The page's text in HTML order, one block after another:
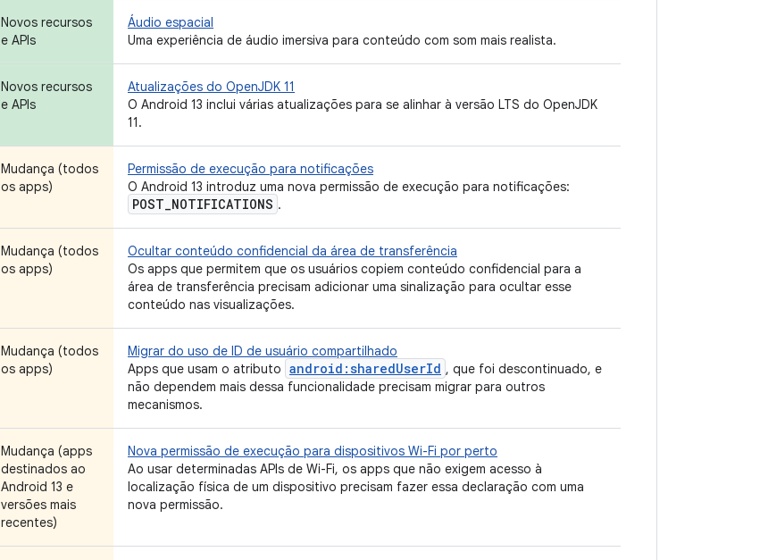
Novos recursos
e APIs
Áudio espacial
Uma experiência de áudio imersiva para conteúdo com som mais realista.
Novos recursos
e APIs
Atualizações do OpenJDK 11
O Android 13 inclui várias atualizações para se alinhar à versão LTS do OpenJDK
11.
Mudança (todos
os apps)
Permissão de execução para notificações
O Android 13 introduz uma nova permissão de execução para notificações:
POST_NOTIFICATIONS .
Mudança (todos
os apps)
Ocultar conteúdo confidencial da área de transferência
Os apps que permitem que os usuários copiem conteúdo confidencial para a
área de transferência precisam adicionar uma sinalização para ocultar esse
conteúdo nas visualizações.
Mudança (todos
os apps)
Migrar do uso de ID de usuário compartilhado
Apps que usam o atributo android:sharedUserId , que foi descontinuado, e
não dependem mais dessa funcionalidade precisam migrar para outros
mecanismos.
Mudança (apps
destinados ao
Android 13 e
versões mais
recentes)
Nova permissão de execução para dispositivos Wi-Fi por perto
Ao usar determinadas APIs de Wi-Fi, os apps que não exigem acesso à
localização física de um dispositivo precisam fazer essa declaração com uma
nova permissão.